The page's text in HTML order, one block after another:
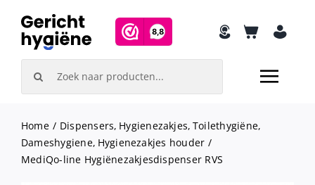
content
Home Dispensers Hygienezakjes Toilethygiëne
Dameshygiene Hygienezakjes houder
MediQo-line Hygiënezakjesdispenser RVS